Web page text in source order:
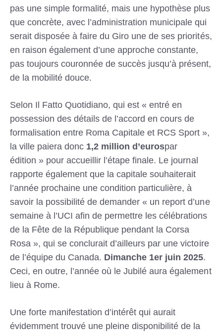
pas une simple formalité, mais une hypothèse plus
que concrète, avec l’administration municipale qui
serait disposée à faire du Giro une de ses priorités,
en raison également d’une approche constante,
pas toujours couronnée de succès jusqu’à présent,
de la mobilité douce.
Selon Il Fatto Quotidiano, qui est « entré en
possession des détails de l’accord en cours de
formalisation entre Roma Capitale et RCS Sport »,
la ville paiera donc 1,2 million d’eurospar
édition » pour accueillir l’étape finale. Le journal
rapporte également que la capitale souhaiterait
l’année prochaine une condition particulière, à
savoir la possibilité de demander « un report d’une
semaine à l’UCI afin de permettre les célébrations
de la Fête de la République pendant la Corsa
Rosa », qui se conclurait d’ailleurs par une victoire
de l’équipe du Canada. Dimanche 1er juin 2025.
Ceci, en outre, l’année où le Jubilé aura également
lieu à Rome.
Une forte manifestation d’intérêt qui aurait
évidemment trouvé une pleine disponibilité de la